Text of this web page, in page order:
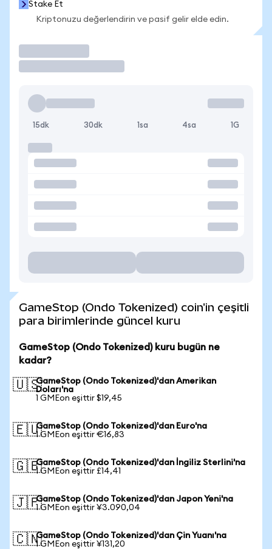
Stake Et
Kriptonuzu değerlendirin ve pasif gelir elde edin.
15dk 30dk 1sa 4sa 1G
GameStop (Ondo Tokenized) coin'in çeşitli
para birimlerinde güncel kuru
GameStop (Ondo Tokenized) kuru bugün ne
kadar?
🇺🇸GameStop (Ondo Tokenized)'dan Amerikan
Doları'na
1 GMEon eşittir $19,45
🇪🇺GameStop (Ondo Tokenized)'dan Euro'na
1 GMEon eşittir €16,83
🇬🇧GameStop (Ondo Tokenized)'dan İngiliz Sterlini'na
1 GMEon eşittir £14,41
🇯🇵GameStop (Ondo Tokenized)'dan Japon Yeni'na
1 GMEon eşittir ¥3.090,04
🇨🇳GameStop (Ondo Tokenized)'dan Çin Yuanı'na
1 GMEon eşittir ¥131,20